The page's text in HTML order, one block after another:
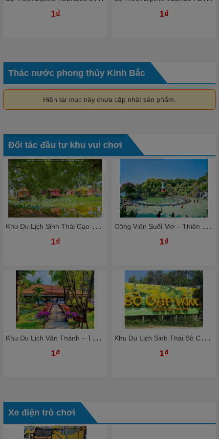
1₫ 1₫
Thác nước phong thủy Kinh Bắc
Hiện tại mục này chưa cập nhật sản phẩm.
Đối tác đầu tư khu vui chơi
K
hu Du Lịch Sinh Thái Cao Minh - Thiên Đường Nghỉ Dưỡng Giữa Lòng Đồng Nai
1₫
K
hu Du Lịch Văn Thánh – Thiên Đường Nghỉ Dưỡng Giữa Lòng Sài Gòn
1₫
C
ông Viên Suối Mơ – Thiên Đường Giải Trí Xanh Giữa Thiên Nhiên
1₫
K
hu Du Lịch Sinh Thái Bò Cạp Vàng – Thiên Đường Giải Trí Xanh Gần Sài Gòn
1₫
Xe điện trò chơi